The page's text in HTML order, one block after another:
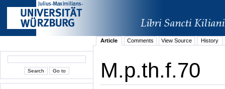
Article Comments View Source History
M.p.th.f.70